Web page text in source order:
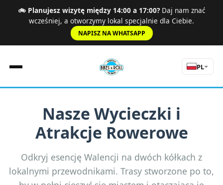
🚲 Planujesz wizytę między 14:00 a 17:00?Daj nam znać
wcześniej, a otworzymy lokal specjalnie dla Ciebie.
NAPISZ NA WHATSAPP
Strona Główna
Zasady
Cennik
Szosa
Doświadczenia
PL
Nasze Wycieczki i
Atrakcje Rowerowe
Odkryj esencję Walencji na dwóch kółkach z
lokalnymi przewodnikami. Trasy stworzone po to,